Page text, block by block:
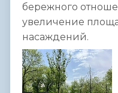
бережного
увеличение
насаждений.